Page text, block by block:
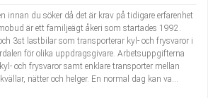
innan du söker då det är krav på tidigare erfarenhet
är ett familjeägt åkeri som startades 1992.
3st lastbilar som transporterar kyl- och frysvaror i
för olika uppdragsgivare. Arbetsuppgifterna
och frysvaror samt enklare transporter mellan
nätter och helger. En normal dag kan va...